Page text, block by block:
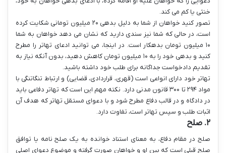
خنثی یا کم می کند.
تصور کنید خواهان از شما به دلیل بدهی ۲۰ میلیون تومانی شکایت کرده
است، در حالی که شما نیز سندی دارید که نشان می دهد خواهان به شما
۱۰ میلیون تومان بدهکار است. در اینجا، می توانید ادعای تهاتر را مطرح
کنید و بدهی خود را به ۱۰ میلیون تومان کاهش دهید، بدون آنکه نیاز به
تقدیم دادخواست جداگانه برای طلب خود داشته باشید.
تهاتر خود دارای انواعی است (قهری، قراردادی، قضایی) و ارتباط تنگاتنگی با
مواد ۲۹۴ تا ۳۰۰ قانون مدنی دارد. نکته مهم این است که تهاتر دفاعی باید
در دادگاه و در قالب دفاع مطرح شود و با دعوای مستقل تهاتر که هدف آن
اثبات طلب و سپس تهاتر است، تفاوت دارد.
۲. صلح
صلح در مقام دفاع، به معنای استناد خوانده به یک صلح نامه یا توافق
صلح قبلی است که بین او و خواهان صورت گرفته و موضوع دعوای اصلی